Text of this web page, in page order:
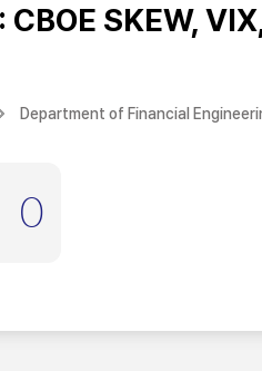
CBOE SKEW,
Department of Financial
0